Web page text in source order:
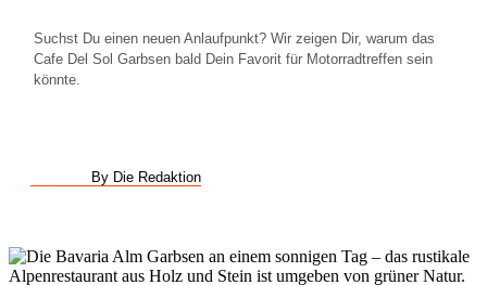
Suchst Du einen neuen Anlaufpunkt? Wir zeigen Dir, warum das
Cafe Del Sol Garbsen bald Dein Favorit für Motorradtreffen sein
könnte.
By Die Redaktion